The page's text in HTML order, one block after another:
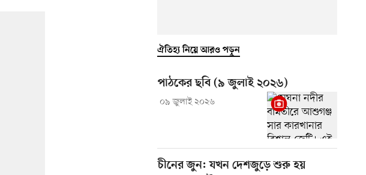
ঐতিহ্য নিয়ে আরও পড়ুন
পাঠকের ছবি (৯ জুলাই ২০২৬)
০৯ জুলাই ২০২৬
চীনের জুন: যখন দেশজুড়ে শুরু হয়